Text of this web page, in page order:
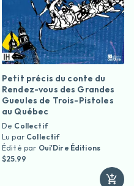
Petit précis du conte du
Rendez-vous des Grandes
Gueules de Trois-Pistoles
au Québec
De Collectif
Lu par Collectif
Édité par Oui'Dire Éditions
$25.99